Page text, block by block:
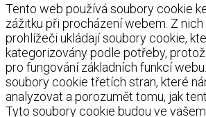
Tento web používá soubory cookie
zážitku při procházení webem. Z
prohlížeči ukládají soubory cookie,
kategorizovány podle potřeby,
pro fungování základních funkcí
soubory cookie třetích stran, které
analyzovat a porozumět tomu, jak
Tyto soubory cookie budou ve